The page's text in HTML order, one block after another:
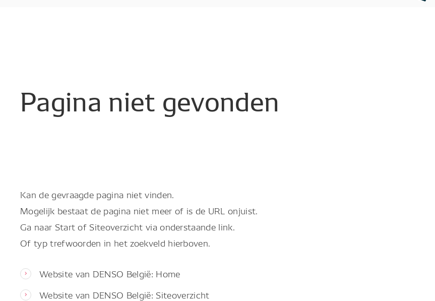
Pagina niet gevonden
Kan de gevraagde pagina niet vinden.
Mogelijk bestaat de pagina niet meer of is de URL onjuist.
Ga naar Start of Siteoverzicht via onderstaande link.
Of typ trefwoorden in het zoekveld hierboven.
Website van DENSO België: Home
Website van DENSO België: Siteoverzicht